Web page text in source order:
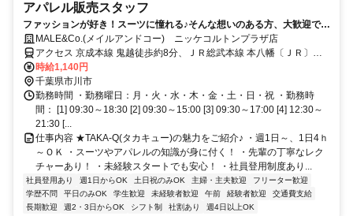
アパレル販売スタッフ
ファッションが好き！スーツに憧れる♪そんな想いのある方、大歓迎で
す！★あなたのセンスをちょっぴり付け加えて、お客様へご提案◎好き
を仕事にしてみませんか★週1日～、1日4ｈ～OK★接客販売が未経験の
方も多数活躍中◎アルバイトでも待遇充実♪社割あり／社員登用あり
MALE&Co.(メイルアンドコー) ニッケコルトンプラザ店
アクセス 京成本線 鬼越徒歩約8分、ＪＲ総武本線 本八幡〔ＪＲ〕南
口徒歩約11分、ＪＲ総武本線 下総中山南口徒歩約11分 JR総武線［本
八幡駅］より徒歩13分 又は 北口よりコルトンバス（無料）
時給1,140円
千葉県市川市
勤務時間 ・勤務曜日：月・火・水・木・金・土・日・祝 ・勤務時
間： [1] 09:30～18:30 [2] 09:30～15:00 [3] 09:30～17:00 [4] 12:30～
21:30 [...
仕事内容 ★TAKA-Q(タカキュー)の魅力をご紹介♪ ・週1日～、1日4ｈ
～ＯＫ ・スーツやアパレルの知識が身に付く！ ・先輩の丁寧なレク
チャーあり！ ・未経験スタートでも安心！ ・社員登用制度あり...
社員登用あり 週1日からOK 土日祝のみOK 主婦・主夫歓迎
フリーター歓迎
学歴不問
平日のみOK 学生歓迎 未経験者歓迎 午前 経験者歓迎
交通費支給
長期歓迎
週2・3日からOK シフト制 社割あり 週4日以上OK